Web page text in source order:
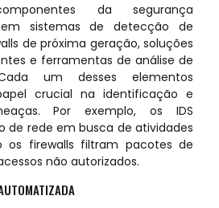
da segurança
sistemas de detecção de
de próxima geração, soluções
e ferramentas de análise de
um desses elementos
crucial na identificação e
Por exemplo, os IDS
de rede em busca de atividades
os firewalls filtram pacotes de
não autorizados.